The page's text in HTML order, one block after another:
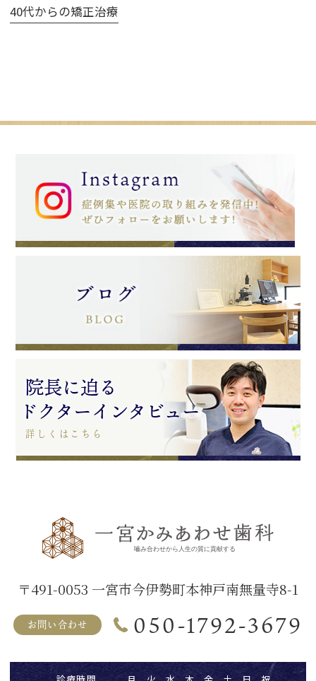
40代からの矯正治療
院長に迫る
ドクターインタビュー
詳しくはこちら
〒491-0053 一宮市今伊勢町本神戸南無量寺8-1
お問い合わせ 050-1792-3679